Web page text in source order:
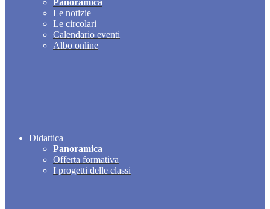
Panoramica
Le notizie
Le circolari
Calendario eventi
Albo online
Didattica
Panoramica
Offerta formativa
I progetti delle classi